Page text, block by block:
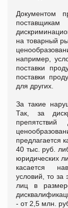
Документом
на товарный
например,
поставки
поставки
для других.
За такие
Так, за
предлагается
40 тыс. руб.
юридических
касается
условий, то
лиц в
- от 2,5 млн.